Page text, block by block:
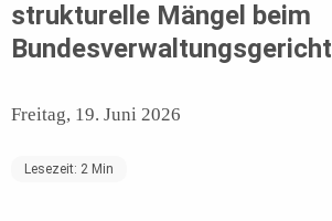
strukturelle Mängel beim
Bundesverwaltungsgericht
Freitag, 19. Juni 2026
Lesezeit: 2 Min